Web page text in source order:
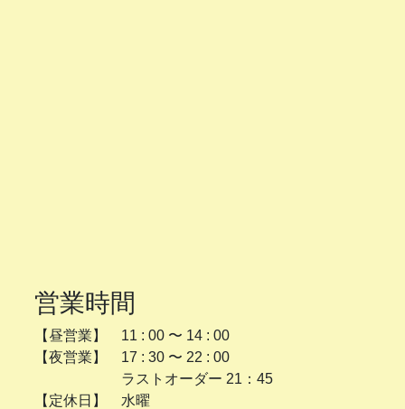
営業時間
【昼営業】 11 : 00 〜 14 : 00
【夜営業】 17 : 30 〜 22 : 00
ラストオーダー 21：45
【定休日】 水曜